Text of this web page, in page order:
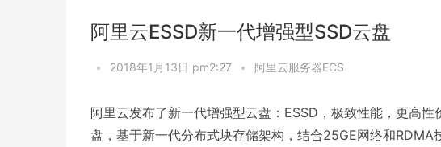
阿里云ESSD新一代增强型SSD云盘
• 2018年1月13日 pm2:27 • 阿里云服务器ECS
阿里云发布了新一代增强型云盘：ESSD，极致性能，更高
盘，基于新一代分布式块存储架构，结合25GE网络和